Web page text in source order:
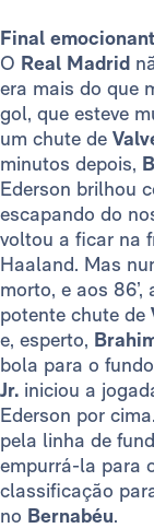
Final
O Real Madrid
era mais do que
gol, que esteve
um chute de
minutos depois,
Ederson brilhou
escapando do
voltou a ficar na
Haaland. Mas
morto, e aos
potente chute de
e, esperto,
bola para o
Jr. iniciou a
Ederson por
pela linha de
empurrá-la para
classificação
no Bernabéu.